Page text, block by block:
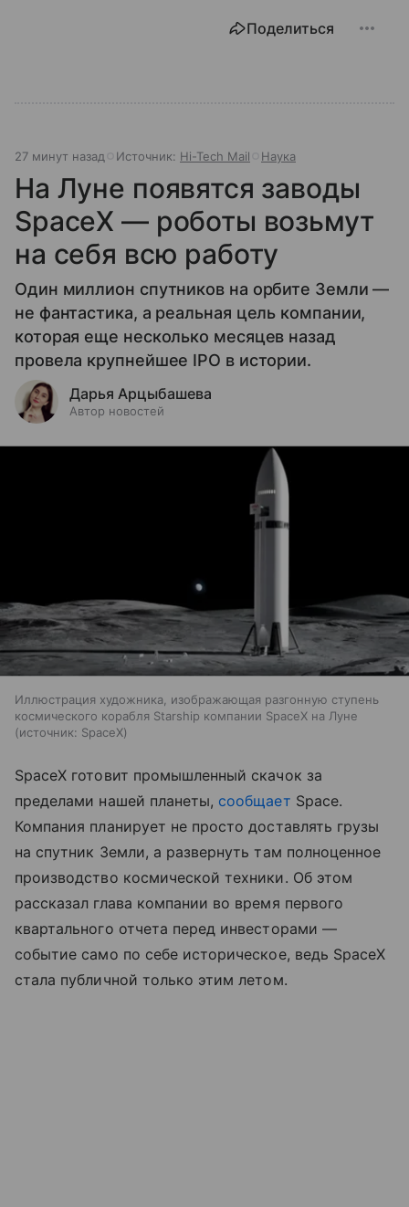
Поделиться
27 минут назад Источник: Hi-Tech Mail Наука
На Луне появятся заводы
SpaceX — роботы возьмут
на себя всю работу
Один миллион спутников на орбите Земли —
не фантастика, а реальная цель компании,
которая еще несколько месяцев назад
провела крупнейшее IPO в истории.
Дарья Арцыбашева
Автор новостей
Иллюстрация художника, изображающая разгонную ступень
космического корабля Starship компании SpaceX на Луне
источник: SpaceX
SpaceX готовит промышленный скачок за
пределами нашей планеты, сообщает Space.
Компания планирует не просто доставлять грузы
на спутник Земли, а развернуть там полноценное
производство космической техники. Об этом
рассказал глава компании во время первого
квартального отчета перед инвесторами —
событие само по себе историческое, ведь SpaceX
стала публичной только этим летом.